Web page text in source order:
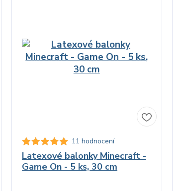
11 hodnocení
Latexové balonky Minecraft -
Game On - 5 ks, 30 cm